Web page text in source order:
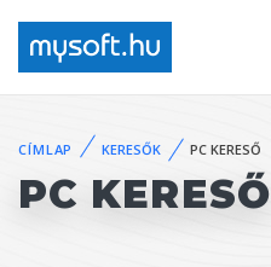
CÍMLAP KERESŐK PC KERESŐ
PC KERESŐ